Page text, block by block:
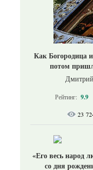
Как Богородица
потом
Рейтинг: 9.9
23
«Его весь народ
со дня